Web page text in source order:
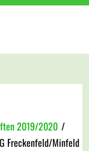
2019/2020 /
Freckenfeld/Minfeld